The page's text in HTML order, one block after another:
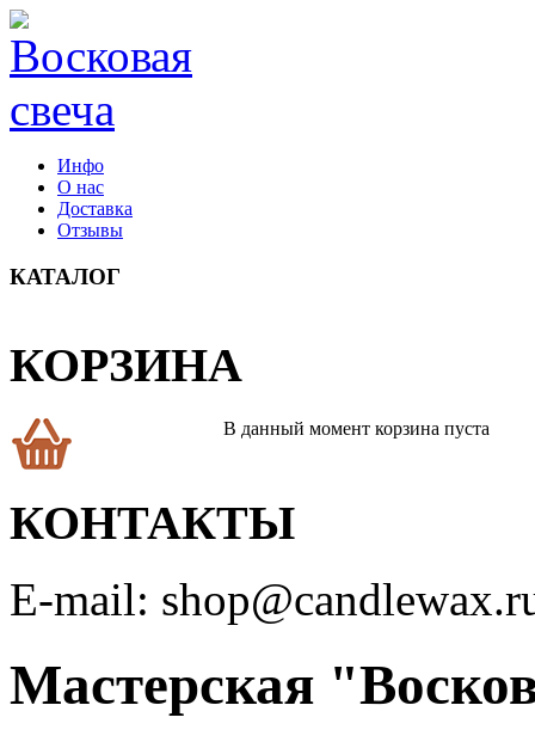
Инфо
О нас
Доставка
Отзывы
КАТАЛОГ
КОРЗИНА
В данный момент корзина пуста
КОНТАКТЫ
E-mail:
Мастерская